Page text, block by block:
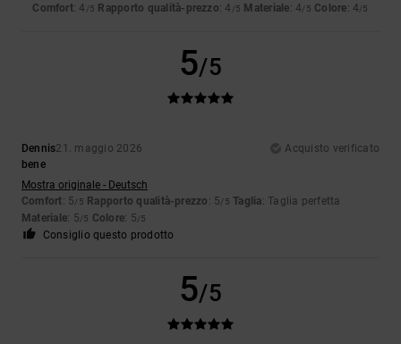
Comfort: 4 /5 Rapporto qualità-prezzo: 4 /5 Materiale: 4/5 Colore: 4/5
5/5
Dennis21. maggio 2026
Acquisto verificato
bene
Mostra originale - Deutsch
Comfort: 5/5 Rapporto qualità-prezzo : 5/5 Taglia: Taglia perfetta
Materiale: 5/5 Colore: 5/5
Consiglio questo prodotto
5/5